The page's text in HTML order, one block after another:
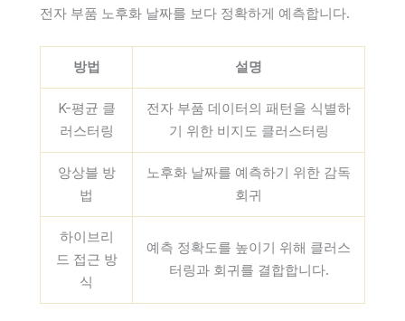
전자 부품 노후화 날짜를 보다 정확하게 예측합니다.
방법 설명
K-평균 클
러스터링
전자 부품 데이터의 패턴을 식별하
기 위한 비지도 클러스터링
앙상블 방
법
노후화 날짜를 예측하기 위한 감독
회귀
하이브리
드 접근 방
식
예측 정확도를 높이기 위해 클러스
터링과 회귀를 결합합니다.